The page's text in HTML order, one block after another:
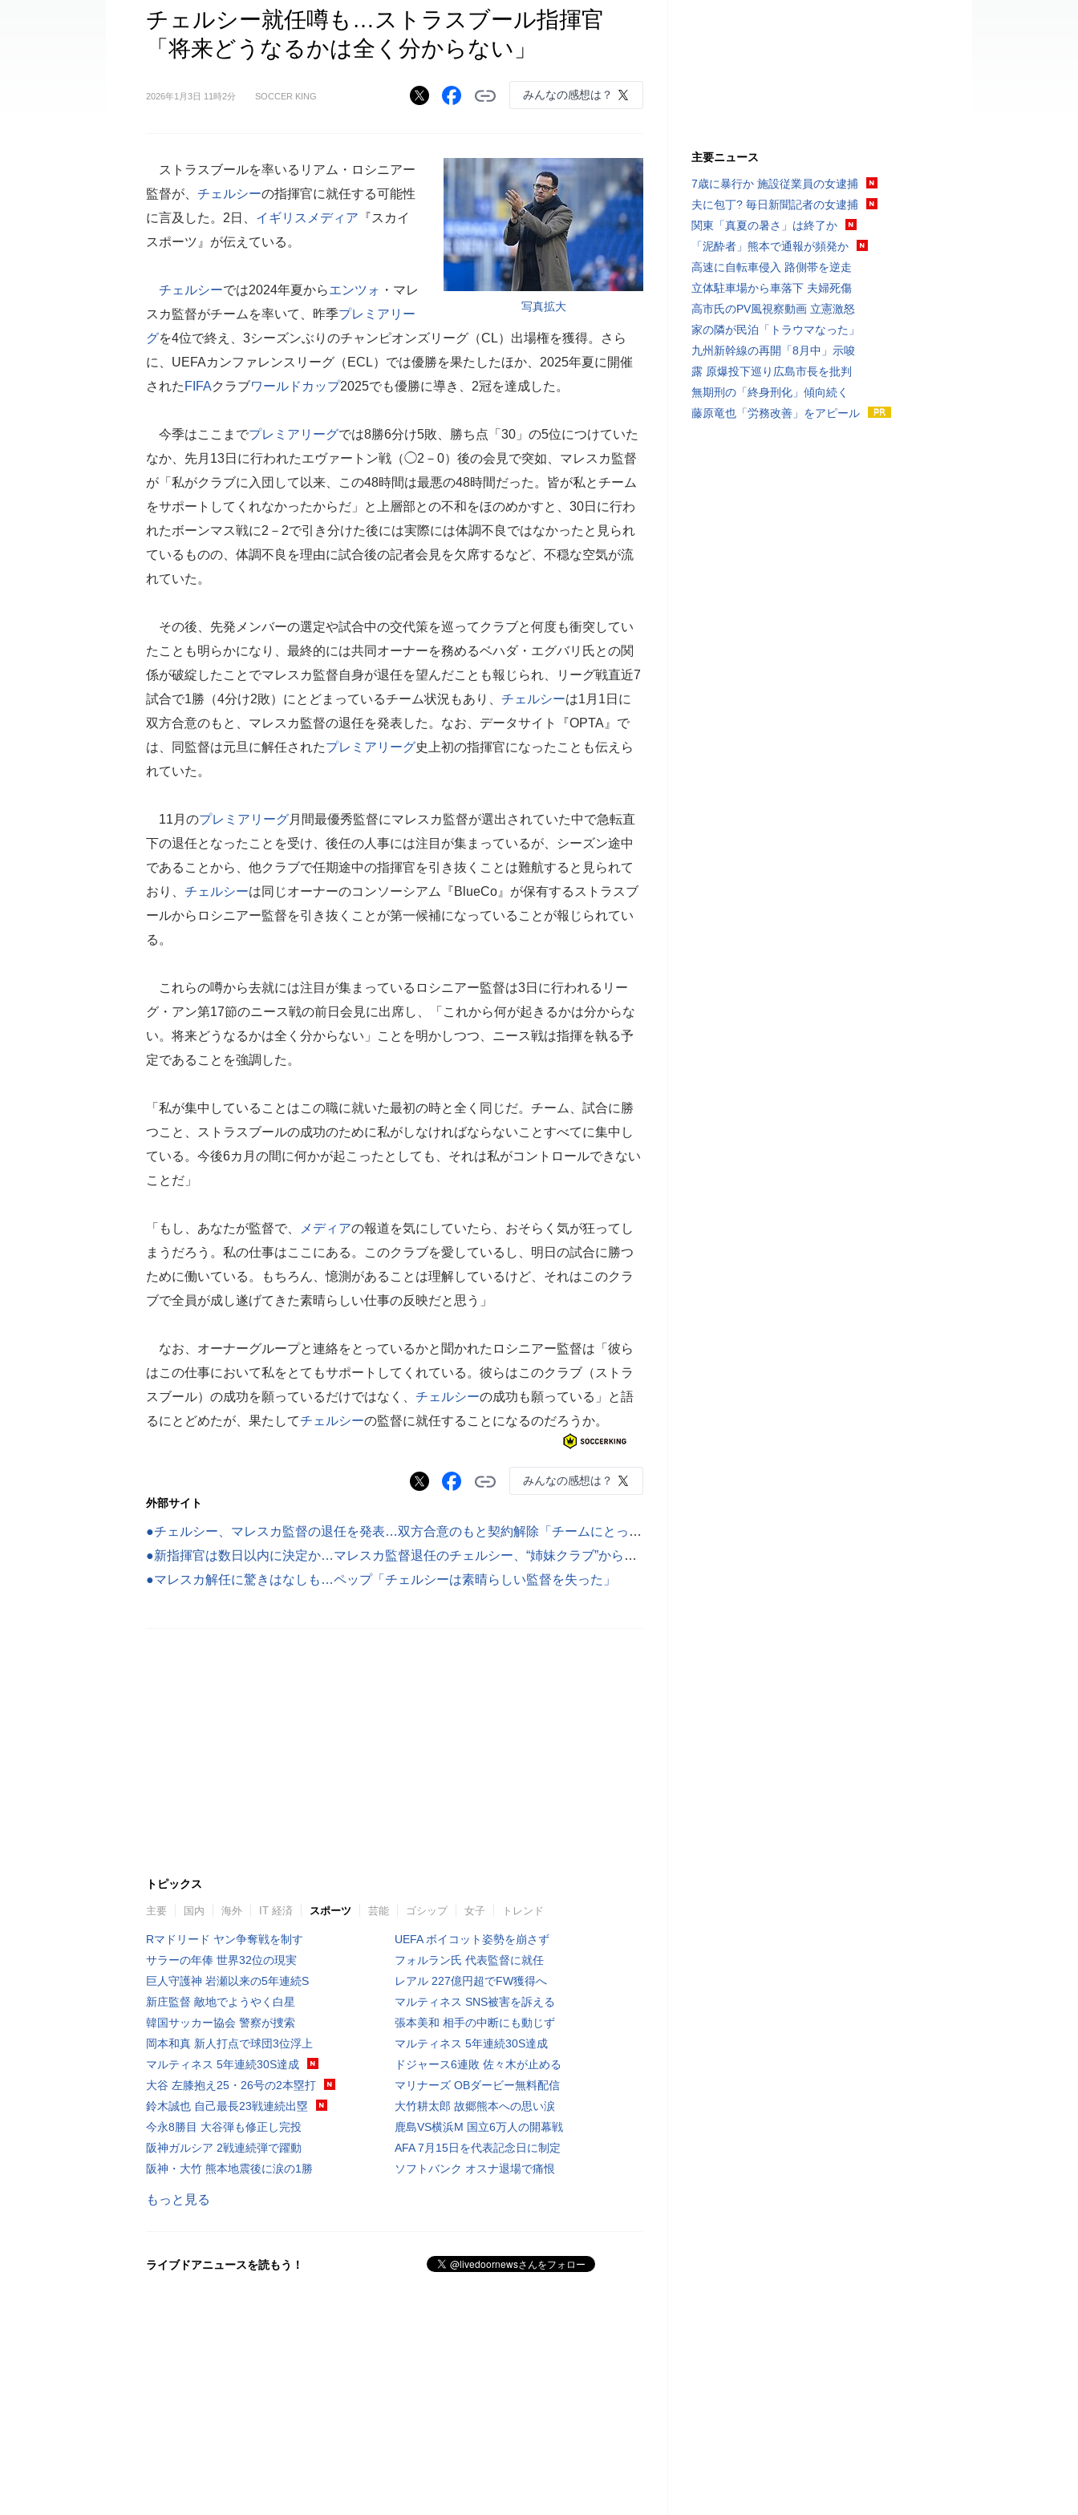
チェルシー就任噂も…ストラスブール指揮官
「将来どうなるかは全く分からない」
2026年1月3日 11時2分 SOCCER KING みんなの感想は？
写真拡大
ストラスブールを率いるリアム・ロシニアー
監督が、 チェルシーの指揮官に就任する可能性
に言及した。2日、 イギリス メディア 『スカイ
スポーツ』が伝えている。
チェルシーでは2024年夏からエンツォ ・マレ
スカ監督がチームを率いて、昨季プレミアリー
グを4位で終え、3シーズンぶりのチャンピオンズリーグ（CL）出場権を獲得。さら
に、UEFAカンファレンスリーグ（ECL）では優勝を果たしたほか、2025年夏に開催
された FIFAクラブワールドカップ2025でも優勝に導き、2冠を達成した。
今季はここまでプレミアリーグでは8勝6分け5敗、勝ち点「30」の5位につけていた
なか、先月13日に行われたエヴァートン戦（◯2－0）後の会見で突如、マレスカ監督
が「私がクラブに入団して以来、この48時間は最悪の48時間だった。皆が私とチーム
をサポートしてくれなかったからだ」と上層部との不和をほのめかすと、30日に行わ
れたボーンマス戦に2－2で引き分けた後には実際には体調不良ではなかったと見られ
ているものの、体調不良を理由に試合後の記者会見を欠席するなど、不穏な空気が流
れていた。
その後、先発メンバーの選定や試合中の交代策を巡ってクラブと何度も衝突してい
たことも明らかになり、最終的には共同オーナーを務めるベハダ・エグバリ氏との関
係が破綻したことでマレスカ監督自身が退任を望んだことも報じられ、リーグ戦直近7
試合で1勝（4分け2敗）にとどまっているチーム状況もあり、 チェルシーは1月1日に
双方合意のもと、マレスカ監督の退任を発表した。なお、データサイト『OPTA』で
は、同監督は元旦に解任されたプレミアリーグ史上初の指揮官になったことも伝えら
れていた。
11月のプレミアリーグ月間最優秀監督にマレスカ監督が選出されていた中で急転直
下の退任となったことを受け、後任の人事には注目が集まっているが、シーズン途中
であることから、他クラブで任期途中の指揮官を引き抜くことは難航すると見られて
おり、 チェルシーは同じオーナーのコンソーシアム『BlueCo』が保有するストラスブ
ールからロシニアー監督を引き抜くことが第一候補になっていることが報じられてい
る。
これらの噂から去就には注目が集まっているロシニアー監督は3日に行われるリー
グ・アン第17節のニース戦の前日会見に出席し、「これから何が起きるかは分からな
い。将来どうなるかは全く分からない」ことを明かしつつ、ニース戦は指揮を執る予
定であることを強調した。
「私が集中していることはこの職に就いた最初の時と全く同じだ。チーム、試合に勝
つこと、ストラスブールの成功のために私がしなければならないことすべてに集中し
ている。今後6カ月の間に何かが起こったとしても、それは私がコントロールできない
ことだ」
「もし、あなたが監督で、 メディアの報道を気にしていたら、おそらく気が狂ってし
まうだろう。私の仕事はここにある。このクラブを愛しているし、明日の試合に勝つ
ために働いている。もちろん、憶測があることは理解しているけど、それはこのクラ
ブで全員が成し遂げてきた素晴らしい仕事の反映だと思う」
なお、オーナーグループと連絡をとっているかと聞かれたロシニアー監督は「彼ら
はこの仕事において私をとてもサポートしてくれている。彼らはこのクラブ（ストラ
スブール）の成功を願っているだけではなく、 チェルシーの成功も願っている」と語
るにとどめたが、果たしてチェルシーの監督に就任することになるのだろうか。
みんなの感想は？
外部サイト
●チェルシー、マレスカ監督の退任を発表…双方合意のもと契約解除「チームにとって最善の選択肢であると判断」
●新指揮官は数日以内に決定か…マレスカ監督退任のチェルシー、“姉妹クラブ”から引き抜きへ？
●マレスカ解任に驚きはなしも…ペップ「チェルシーは素晴らしい監督を失った」
トピックス
主要 国内 海外 IT 経済 スポーツ 芸能 ゴシップ 女子 トレンド
Rマドリード ヤン争奪戦を制す
サラーの年俸 世界32位の現実
巨人守護神 岩瀬以来の5年連続S
新庄監督 敵地でようやく白星
韓国サッカー協会 警察が捜索
岡本和真 新人打点で球団3位浮上
マルティネス 5年連続30S達成
大谷 左膝抱え25・26号の2本塁打
鈴木誠也 自己最長23戦連続出塁
今永8勝目 大谷弾も修正し完投
阪神ガルシア 2戦連続弾で躍動
阪神・大竹 熊本地震後に涙の1勝
UEFA ボイコット姿勢を崩さず
フォルラン氏 代表監督に就任
レアル 227億円超でFW獲得へ
マルティネス SNS被害を訴える
張本美和 相手の中断にも動じず
マルティネス 5年連続30S達成
ドジャース6連敗 佐々木が止める
マリナーズ OBダービー無料配信
大竹耕太郎 故郷熊本への思い涙
鹿島VS横浜M 国立6万人の開幕戦
AFA 7月15日を代表記念日に制定
ソフトバンク オスナ退場で痛恨
もっと見る
ライブドアニュースを読もう！
主要ニュース
7歳に暴行か 施設従業員の女逮捕
夫に包丁? 毎日新聞記者の女逮捕
関東「真夏の暑さ」は終了か
「泥酔者」熊本で通報が頻発か
高速に自転車侵入 路側帯を逆走
立体駐車場から車落下 夫婦死傷
高市氏のPV風視察動画 立憲激怒
家の隣が民泊「トラウマなった」
九州新幹線の再開「8月中」示唆
露 原爆投下巡り広島市長を批判
無期刑の「終身刑化」傾向続く
藤原竜也「労務改善」をアピール